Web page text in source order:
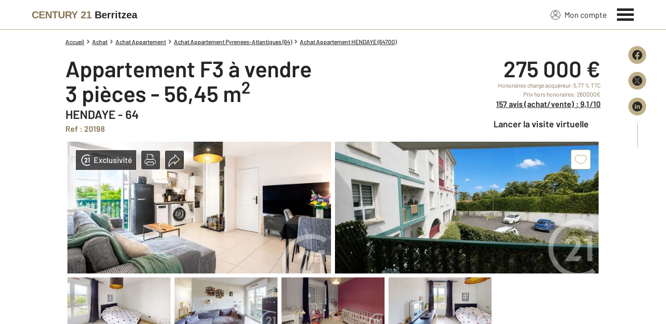
CENTURY 21 Berritzea Mon compte
Accueil Achat Achat Appartement Achat Appartement Pyrenees-Atlantiques (64) Achat Appartement HENDAYE (64700)
Appartement F3 à vendre
3 pièces - 56,45 m2
HENDAYE - 64
Ref : 20198
275 000 €
Honoraires charge acquéreur: 5,77 % TTC
Prix hors honoraires: 260000€
157 avis (achat/vente) : 9,1/10
Lancer la visite virtuelle
Exclusivité